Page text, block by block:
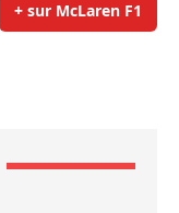
+ sur McLaren F1